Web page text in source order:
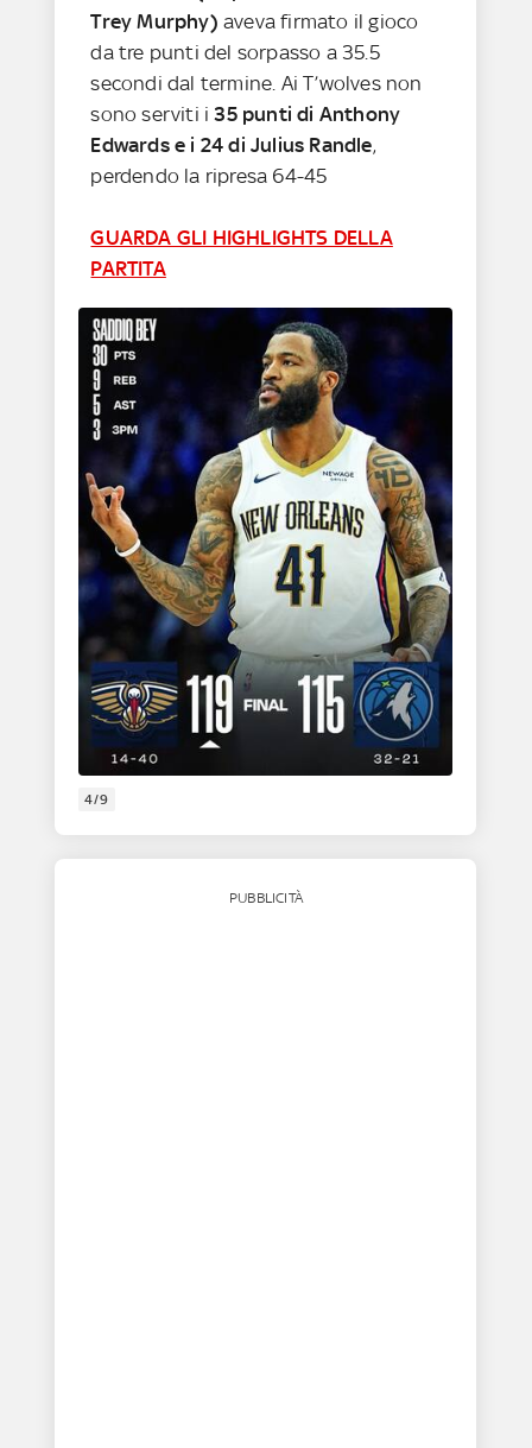
Trey Murphy) aveva firmato il gioco
da tre punti del sorpasso a 35.5
secondi dal termine. Ai T’wolves non
sono serviti i35 punti di Anthony
Edwards e i 24 di Julius Randle,
perdendo la ripresa 64-45
GUARDA GLI HIGHLIGHTS DELLA
PARTITA
4/9
PUBBLICITÀ